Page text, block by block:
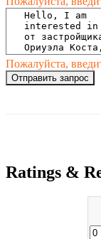
Пожалуйста,
Отправить запрос
Ratings &